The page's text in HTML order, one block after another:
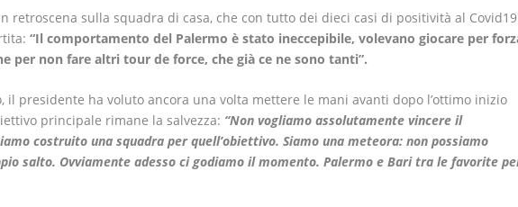
“Il comportamento del Palermo è stato ineccepibile, volevano giocare per
per non fare altri tour de force, che già ce ne sono tanti”.
principale rimane la salvezza:“Non vogliamo assolutamente vincere il
costruito una squadra per quell’obiettivo. Siamo una meteora: non possiamo
salto. Ovviamente adesso ci godiamo il momento. Palermo e Bari tra le favorite